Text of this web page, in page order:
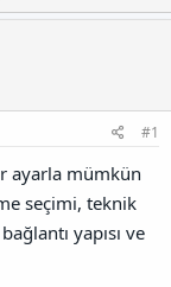
#1
ayarla mümkün
seçimi, teknik
yapısı ve